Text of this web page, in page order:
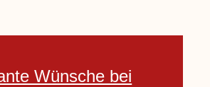
Wünsche bei